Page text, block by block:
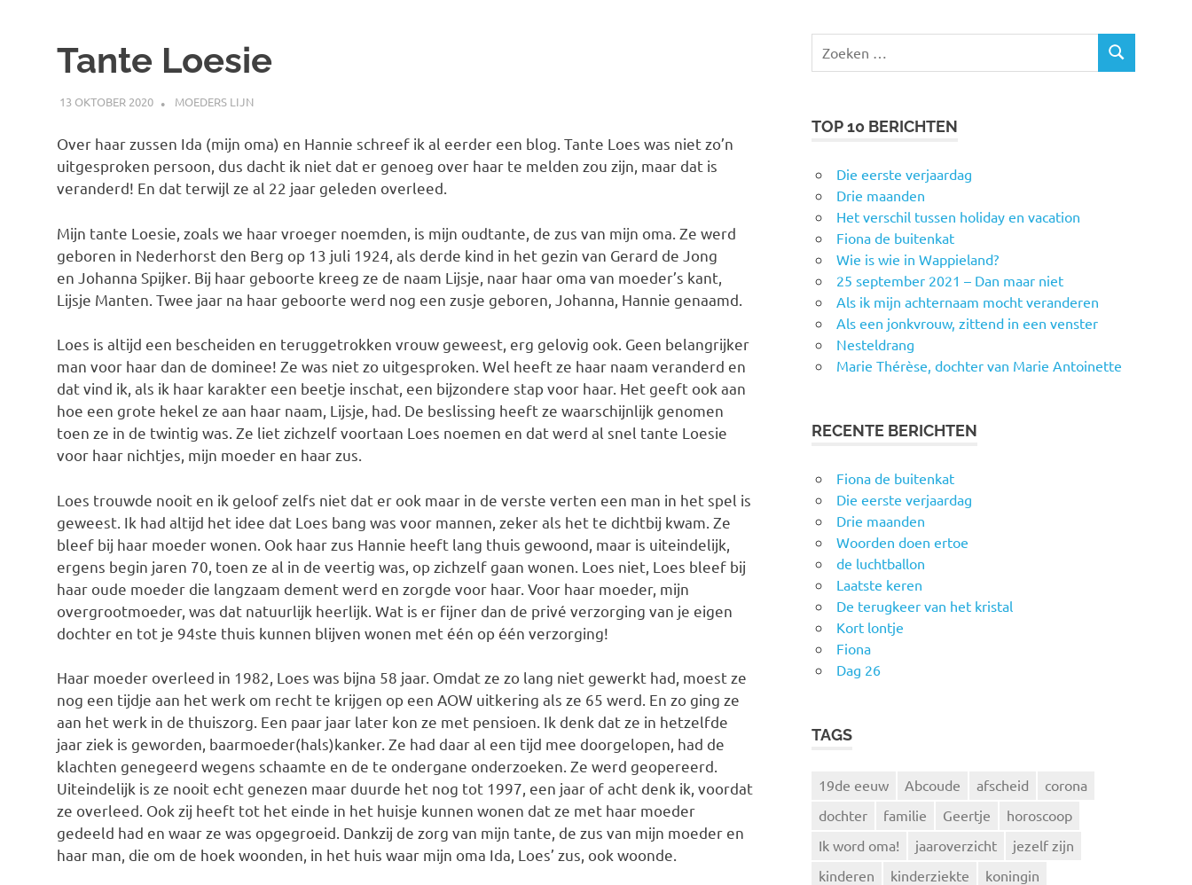
Tante Loesie
13 OKTOBER 2020 MARJOLEIN
MOEDERS LIJN
Over haar zussen Ida (mijn oma) en Hannie schreef ik al eerder een blog. Tante Loes was niet zo’n
uitgesproken persoon, dus dacht ik niet dat er genoeg over haar te melden zou zijn, maar dat is
veranderd! En dat terwijl ze al 22 jaar geleden overleed.
Mijn tante Loesie, zoals we haar vroeger noemden, is mijn oudtante, de zus van mijn oma. Ze werd
geboren in Nederhorst den Berg op 13 juli 1924, als derde kind in het gezin van Gerard de Jong
en Johanna Spijker. Bij haar geboorte kreeg ze de naam Lijsje, naar haar oma van moeder’s kant,
Lijsje Manten. Twee jaar na haar geboorte werd nog een zusje geboren, Johanna, Hannie genaamd.
Loes is altijd een bescheiden en teruggetrokken vrouw geweest, erg gelovig ook. Geen belangrijker
man voor haar dan de dominee! Ze was niet zo uitgesproken. Wel heeft ze haar naam veranderd en
dat vind ik, als ik haar karakter een beetje inschat, een bijzondere stap voor haar. Het geeft ook aan
hoe een grote hekel ze aan haar naam, Lijsje, had. De beslissing heeft ze waarschijnlijk genomen
toen ze in de twintig was. Ze liet zichzelf voortaan Loes noemen en dat werd al snel tante Loesie
voor haar nichtjes, mijn moeder en haar zus.
Loes trouwde nooit en ik geloof zelfs niet dat er ook maar in de verste verten een man in het spel is
geweest. Ik had altijd het idee dat Loes bang was voor mannen, zeker als het te dichtbij kwam. Ze
bleef bij haar moeder wonen. Ook haar zus Hannie heeft lang thuis gewoond, maar is uiteindelijk,
ergens begin jaren 70, toen ze al in de veertig was, op zichzelf gaan wonen. Loes niet, Loes bleef bij
haar oude moeder die langzaam dement werd en zorgde voor haar. Voor haar moeder, mijn
overgrootmoeder, was dat natuurlijk heerlijk. Wat is er fijner dan de privé verzorging van je eigen
dochter en tot je 94ste thuis kunnen blijven wonen met één op één verzorging!
Haar moeder overleed in 1982, Loes was bijna 58 jaar. Omdat ze zo lang niet gewerkt had, moest ze
nog een tijdje aan het werk om recht te krijgen op een AOW uitkering als ze 65 werd. En zo ging ze
aan het werk in de thuiszorg. Een paar jaar later kon ze met pensioen. Ik denk dat ze in hetzelfde
jaar ziek is geworden, baarmoeder(hals)kanker. Ze had daar al een tijd mee doorgelopen, had de
klachten genegeerd wegens schaamte en de te ondergane onderzoeken. Ze werd geopereerd.
Uiteindelijk is ze nooit echt genezen maar duurde het nog tot 1997, een jaar of acht denk ik, voordat
ze overleed. Ook zij heeft tot het einde in het huisje kunnen wonen dat ze met haar moeder
gedeeld had en waar ze was opgegroeid. Dankzij de zorg van mijn tante, de zus van mijn moeder en
haar man, die om de hoek woonden, in het huis waar mijn oma Ida, Loes’ zus, ook woonde.
Zoeken
ZOEKEN
TOP 10 BERICHTEN
Die eerste verjaardag
Drie maanden
Het verschil tussen holiday en vacation
Fiona de buitenkat
Wie is wie in Wappieland?
25 september 2021 – Dan maar niet
Als ik mijn achternaam mocht veranderen
Als een jonkvrouw, zittend in een venster
Nesteldrang
Marie Thérèse, dochter van Marie Antoinette
RECENTE BERICHTEN
Fiona de buitenkat
Die eerste verjaardag
Drie maanden
Woorden doen ertoe
de luchtballon
Laatste keren
De terugkeer van het kristal
Kort lontje
Fiona
Dag 26
TAGS
19de eeuw Abcoude afscheid
corona
dochter
familie Geertje
horoscoop
Ik word oma!
jaaroverzicht
jezelf zijn
kinderen
kinderziekte
koningin